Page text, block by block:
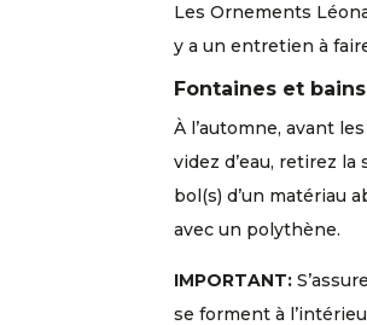
Les Ornements
y a un entretien à
Fontaines et
À l’automne, avant
videz d’eau, retirez
bol(s) d’un matériau
avec un polythène.
IMPORTANT:
se forment à